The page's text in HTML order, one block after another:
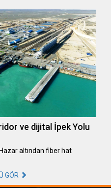
ve dijital İpek Yolu
altından fiber hat
GÖR